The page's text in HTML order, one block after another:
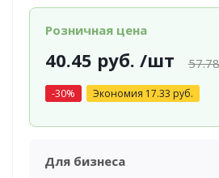
Розничная цена
40.45 руб. /шт 57.78
-30% Экономия 17.33 руб.
Для бизнеса